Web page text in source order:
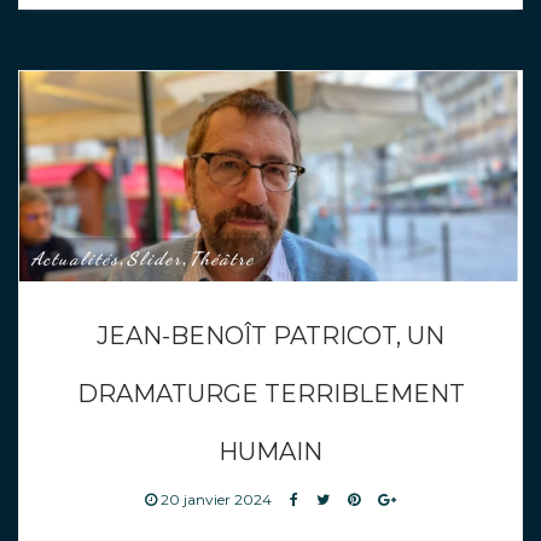
Actualités,Slider, Théâtre
JEAN-BENOÎT PATRICOT, UN
DRAMATURGE TERRIBLEMENT
HUMAIN
20 janvier 2024